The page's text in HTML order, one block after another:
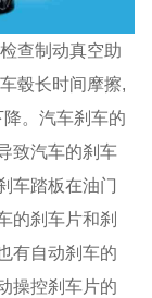
查制动真空助
毂长时间摩擦,
。汽车刹车的
致汽车的刹车
车踏板在油门
的刹车片和刹
有自动刹车的
操控刹车片的